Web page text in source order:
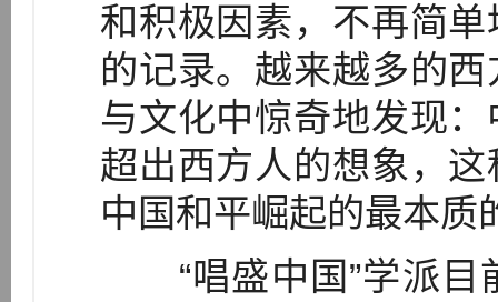
和积极因素，不再简
的记录。越来越多的
与文化中惊奇地发现
超出西方人的想象，
中国和平崛起的最本质
“唱盛中国”学派目